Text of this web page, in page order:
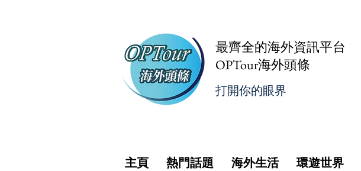
最齊全的海外資訊平台
OPTour海外頭條
打開你的眼界
主頁 熱門話題 海外生活 環遊世界